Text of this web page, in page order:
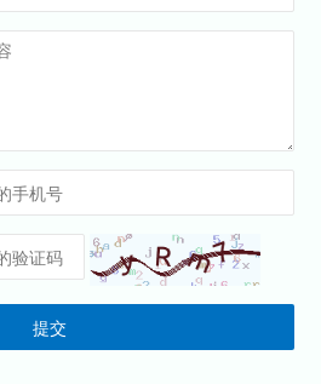
提交